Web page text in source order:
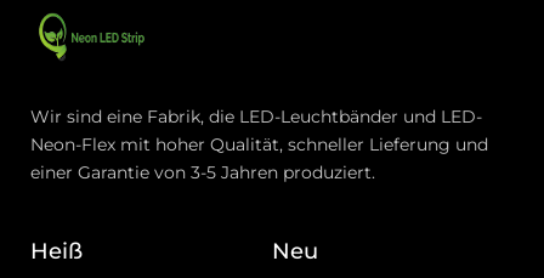
Wir sind eine Fabrik, die LED-Leuchtbänder und LED-
Neon-Flex mit hoher Qualität, schneller Lieferung und
einer Garantie von 3-5 Jahren produziert.
Heiß Neu